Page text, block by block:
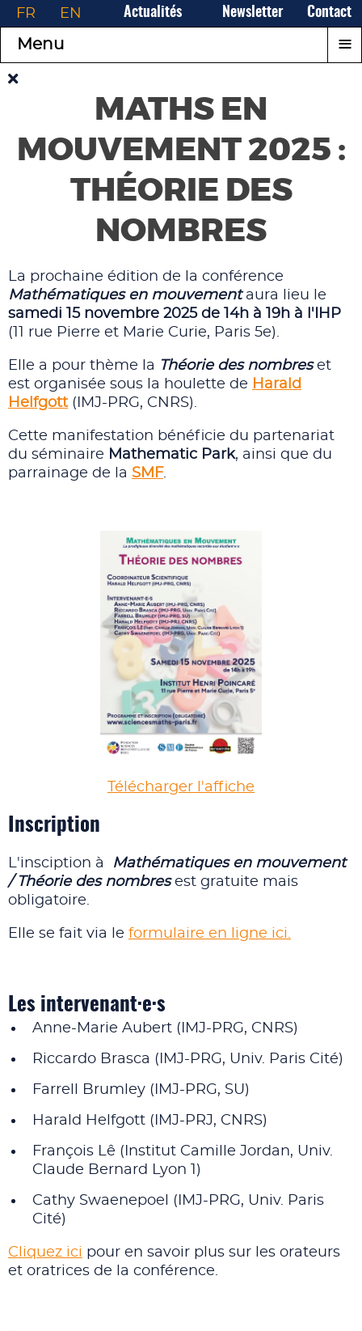
Actualités Newsletter Contact
FR EN
Menu ≡
MATHS EN
MOUVEMENT 2025 :
THÉORIE DES
NOMBRES
La prochaine édition de la conférence
Mathématiques en mouvementaura lieu le
samedi 15 novembre 2025 de 14h à 19h à l'IHP
(11 rue Pierre et Marie Curie, Paris 5e).
Elle a pour thème la Théorie des nombreset
est organisée sous la houlette de Harald
Helfgott(IMJ-PRG, CNRS).
Cette manifestation bénéficie du partenariat
du séminaire Mathematic Park, ainsi que du
parrainage de la SMF.
Télécharger l'affiche
Inscription
L'insciption à
Mathématiques en mouvement
/ Théorie des nombres est gratuite mais
obligatoire.
Elle se fait via le formulaire en ligne ici.
Les intervenant·e·s
Anne-Marie Aubert (IMJ-PRG, CNRS)
Riccardo Brasca (IMJ-PRG, Univ. Paris Cité)
Farrell Brumley (IMJ-PRG, SU)
Harald Helfgott (IMJ-PRJ, CNRS)
François Lê (Institut Camille Jordan, Univ.
Claude Bernard Lyon 1)
Cathy Swaenepoel (IMJ-PRG, Univ. Paris
Cité)
Cliquez ici pour en savoir plus sur les orateurs
et oratrices de la conférence.